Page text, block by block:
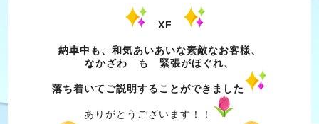
XF
納車中も、和気あいあいな素敵なお客様、
なかざわ も 緊張がほぐれ、
落ち着いてご説明することができました
ありがとうございます！！